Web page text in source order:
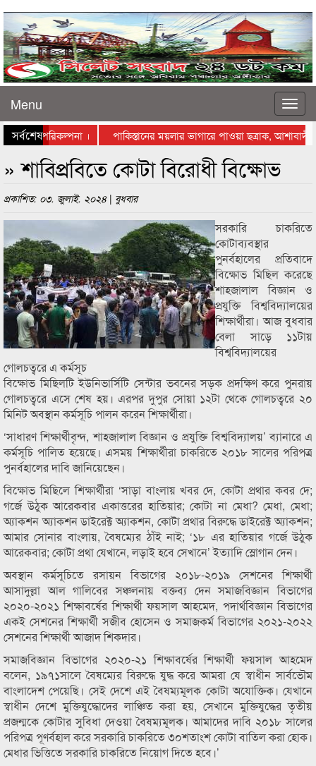
Menu
সর্বশেষ
স্থাপনের পরিকল্পনা ।
পাকিস্তানের ময়লার ভাগারে পাওয়া ছত্রাক, আশাবাদী
নামলেন ব্যবসায়ীরা
» শাবিপ্রবিতে কোটা বিরোধী বিক্ষোভ
প্রকাশিত: ০৩. জুলাই. ২০২৪ | বুধবার
সরকারি চাকরিতে
কোটাব্যবস্থার
পুনর্বহালের প্রতিবাদে
বিক্ষোভ মিছিল করেছে
শাহজালাল বিজ্ঞান ও
প্রযুক্তি বিশ্ববিদ্যালয়ের
শিক্ষার্থীরা। আজ বুধবার
বেলা সাড়ে ১১টায়
বিশ্ববিদ্যালয়ের
গোলচত্বরে এ কর্মসূচ
বিক্ষোভ মিছিলটি ইউনিভার্সিটি সেন্টার ভবনের সড়ক প্রদক্ষিণ করে পুনরায়
গোলচত্বরে এসে শেষ হয়। এরপর দুপুর সোয়া ১২টা থেকে গোলচত্বরে ২০
মিনিট অবস্থান কর্মসূচি পালন করেন শিক্ষার্থীরা।
‘সাধারণ শিক্ষার্থীবৃন্দ, শাহজালাল বিজ্ঞান ও প্রযুক্তি বিশ্ববিদ্যালয়’ ব্যানারে এ
কর্মসূচি পালিত হয়েছে। এসময় শিক্ষার্থীরা চাকরিতে ২০১৮ সালের পরিপত্র
পুনর্বহালের দাবি জানিয়েছেন।
বিক্ষোভ মিছিলে শিক্ষার্থীরা ‘সাড়া বাংলায় খবর দে, কোটা প্রথার কবর দে;
গর্জে উঠুক আরেকবার একাত্তরের হাতিয়ার; কোটা না মেধা? মেধা, মেধা;
অ্যাকশন অ্যাকশন ডাইরেক্ট অ্যাকশন, কোটা প্রথার বিরুদ্ধে ডাইরেক্ট অ্যাকশন;
আমার সোনার বাংলায়, বৈষম্যের ঠাঁই নাই; ‘১৮ এর হাতিয়ার গর্জে উঠুক
আরেকবার; কোটা প্রথা যেখানে, লড়াই হবে সেখানে’ ইত্যাদি স্লোগান দেন।
অবস্থান কর্মসূচিতে রসায়ন বিভাগের ২০১৮-২০১৯ সেশনের শিক্ষার্থী
আসাদুল্লা আল গালিবের সঞ্চলনায় বক্তব্য দেন সমাজবিজ্ঞান বিভাগের
২০২০-২০২১ শিক্ষাবর্ষের শিক্ষার্থী ফয়সাল আহমেদ, পদার্থবিজ্ঞান বিভাগের
একই সেশনের শিক্ষার্থী সজীব হোসেন ও সমাজকর্ম বিভাগের ২০২১-২০২২
সেশনের শিক্ষার্থী আজাদ শিকদার।
সমাজবিজ্ঞান বিভাগের ২০২০-২১ শিক্ষাবর্ষের শিক্ষার্থী ফয়সাল আহমেদ
বলেন, ১৯৭১সালে বৈষম্যের বিরুদ্ধে যুদ্ধ করে আমরা যে স্বাধীন সার্বভৌম
বাংলাদেশ পেয়েছি। সেই দেশে এই বৈষম্যমূলক কোটা অযোক্তিক। যেখানে
স্বাধীন দেশে মুক্তিযুদ্ধােদের লাঞ্চিত করা হয়, সেখানে মুক্তিযুদ্ধের তৃতীয়
প্রজন্মকে কোটার সুবিধা দেওয়া বৈষম্যমূলক। আমাদের দাবি ২০১৮ সালের
পরিপত্র পূণর্বহাল করে সরকারি চাকরিতে ৩০শতাংশ কোটা বাতিল করা হোক।
মেধার ভিত্তিতে সরকারি চাকরিতে নিয়োগ দিতে হবে।’